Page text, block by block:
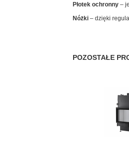
Płotek ochronny –
Nóżki – dzięki
POZOSTAŁE